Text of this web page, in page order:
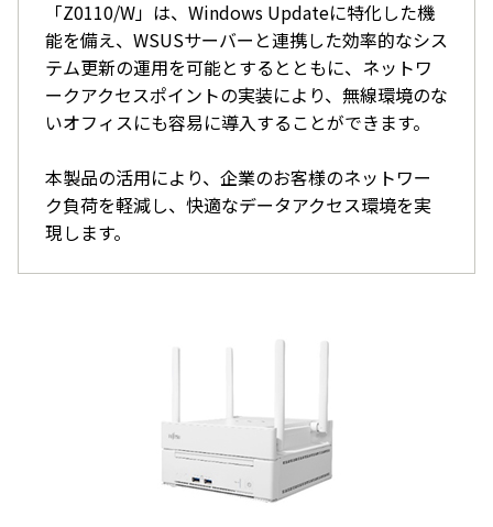
「Z0110/W」は、Windows Updateに特化した機
能を備え、WSUSサーバーと連携した効率的なシス
テム更新の運用を可能とするとともに、ネットワ
ークアクセスポイントの実装により、無線環境のな
いオフィスにも容易に導入することができます。
本製品の活用により、企業のお客様のネットワー
ク負荷を軽減し、快適なデータアクセス環境を実
現します。